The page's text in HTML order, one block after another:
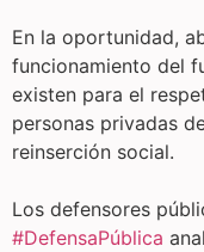
En la oportunidad,
funcionamiento del
existen para el
personas privadas
reinserción social.
Los defensores
#DefensaPública